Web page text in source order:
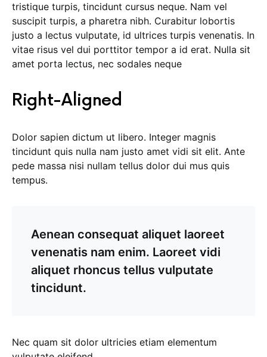
tristique turpis, tincidunt cursus neque. Nam vel
suscipit turpis, a pharetra nibh. Curabitur lobortis
justo a lectus vulputate, id ultrices turpis venenatis. In
vitae risus vel dui porttitor tempor a id erat. Nulla sit
amet porta lectus, nec sodales neque
Right-Aligned
Dolor sapien dictum ut libero. Integer magnis
tincidunt quis nulla nam justo amet vidi sit elit. Ante
pede massa nisi nullam tellus dolor dui mus quis
tempus.
Aenean consequat aliquet laoreet
venenatis nam enim. Laoreet vidi
aliquet rhoncus tellus vulputate
tincidunt.
Nec quam sit dolor ultricies etiam elementum